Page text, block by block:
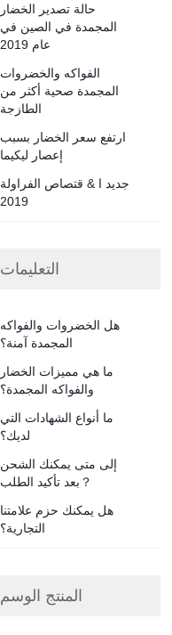
حالة تصدير الخضار
المجمدة في الصين في
عام 2019
الفواكه والخضروات
المجمدة صحية أكثر من
الطازجة
ارتفع سعر الخضار بسبب
إعصار ليكيما
جديد ا & قتصاص الفراولة
2019
التعليمات
هل الخضروات والفواكه
المجمدة آمنة؟
ما هي مميزات الخضار
والفواكه المجمدة؟
ما أنواع الشهادات التي
لديك؟
إلى متى يمكنك الشحن
بعد تأكيد الطلب？
هل يمكنك حزم علامتنا
التجارية؟
المنتج الوسم